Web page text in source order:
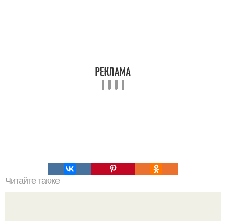
Читайте также